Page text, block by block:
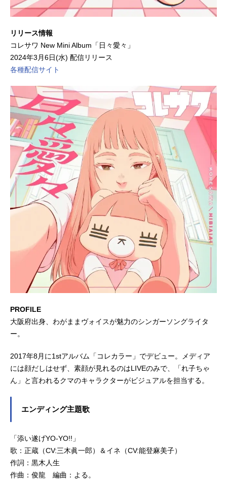
リリース情報
コレサワ New Mini Album「日々愛々」
2024年3月6日(水) 配信リリース
各種配信サイト
PROFILE
大阪府出身、わがままヴォイスが魅力のシンガーソングライタ
ー。
2017年8月に1stアルバム「コレカラー」でデビュー。メディア
には顔だしはせず、素顔が見れるのはLIVEのみで、「れ子ちゃ
ん」と言われるクマのキャラクターがビジュアルを担当する。
エンディング主題歌
「添い遂げYO-YO!!」
歌：正蔵（CV:三木眞一郎）＆イネ（CV:能登麻美子）
作詞：黒木人生
作曲：俊龍 編曲：よる。